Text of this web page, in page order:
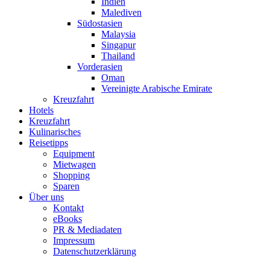
Malediven
Südostasien
Malaysia
Singapur
Thailand
Vorderasien
Oman
Vereinigte Arabische Emirate
Kreuzfahrt
Hotels
Kreuzfahrt
Kulinarisches
Reisetipps
Equipment
Mietwagen
Shopping
Sparen
Über uns
Kontakt
eBooks
PR & Mediadaten
Impressum
Datenschutzerklärung